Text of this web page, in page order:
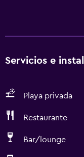
Servicios e
Playa privada
Restaurante
Bar/lounge